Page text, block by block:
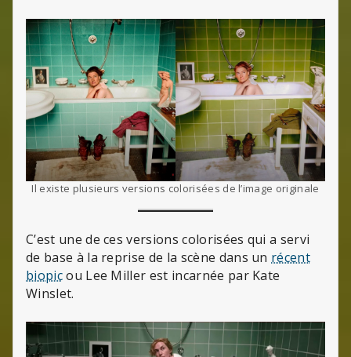
Il existe plusieurs versions colorisées de l’image originale
C’est une de ces versions colorisées qui a servi
de base à la reprise de la scène dans un récent
biopicou Lee Miller est incarnée par Kate
Winslet.